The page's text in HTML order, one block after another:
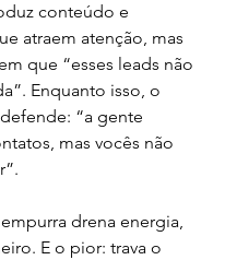
conteúdo e
atraem atenção, mas
que “esses leads não
Enquanto isso, o
“a gente
mas vocês não
drena energia,
E o pior: trava o